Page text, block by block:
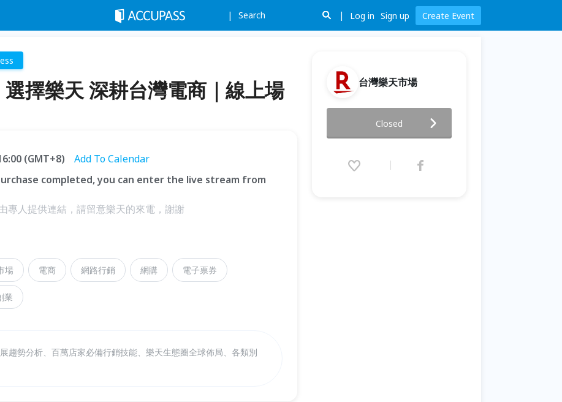
Search Log in Sign up Create Event
選擇樂天 深耕台灣電商｜線上場
(GMT+8)
Add To Calendar
completed, you can enter the live stream from
專人提供連結，請留意樂天的來電，謝謝
場 電商 網路行銷 網購 電子票券
業
趨勢分析、百萬店家必備行銷技能、樂天生態圈全球佈局、各類別
台灣樂天市場
台灣電商｜線上場
2024.04.23 (Tue) 15:00 - 16:00
Closed